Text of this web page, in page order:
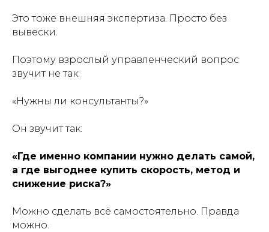
Это тоже внешняя экспертиза. Просто без
вывески.
Поэтому взрослый управленческий вопрос
звучит не так:
«Нужны ли консультанты?»
Он звучит так:
«Где именно компании нужно делать самой,
а где выгоднее купить скорость, метод и
снижение риска?»
Можно сделать всё самостоятельно. Правда
можно.